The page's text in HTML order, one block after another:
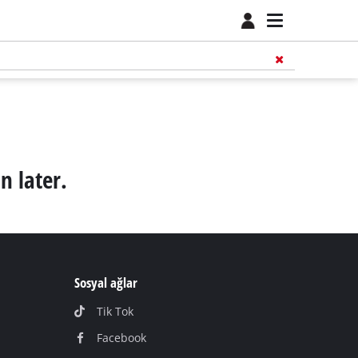
later.
Sosyal ağlar
Tik Tok
Facebook